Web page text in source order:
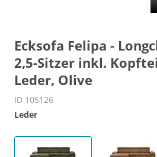
Ecksofa Felipa -
2,5-Sitzer inkl.
Leder, Olive
ID 105126
Leder